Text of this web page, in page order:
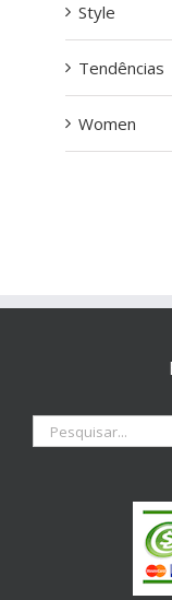
Style
Tendências
Women
Buscar